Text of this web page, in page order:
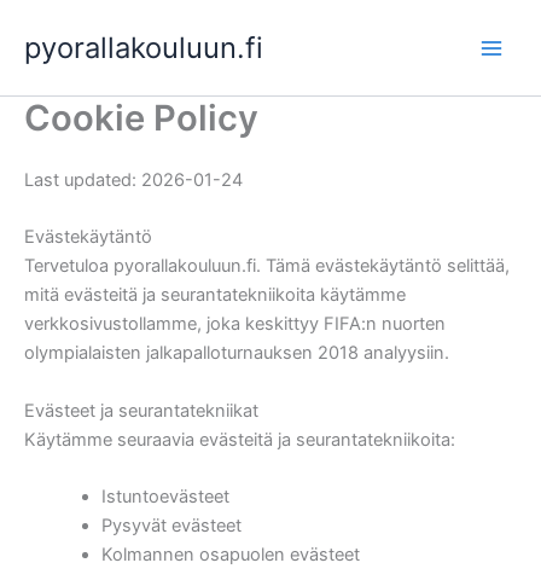
content
pyorallakouluun.fi
Cookie Policy
Last updated: 2026-01-24
Evästekäytäntö
Tervetuloa pyorallakouluun.fi. Tämä evästekäytäntö selittää,
mitä evästeitä ja seurantatekniikoita käytämme
verkkosivustollamme, joka keskittyy FIFA:n nuorten
olympialaisten jalkapalloturnauksen 2018 analyysiin.
Evästeet ja seurantatekniikat
Käytämme seuraavia evästeitä ja seurantatekniikoita:
Istuntoevästeet
Pysyvät evästeet
Kolmannen osapuolen evästeet